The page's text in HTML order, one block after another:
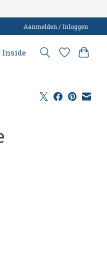
Aanmelden / Inloggen
Inside